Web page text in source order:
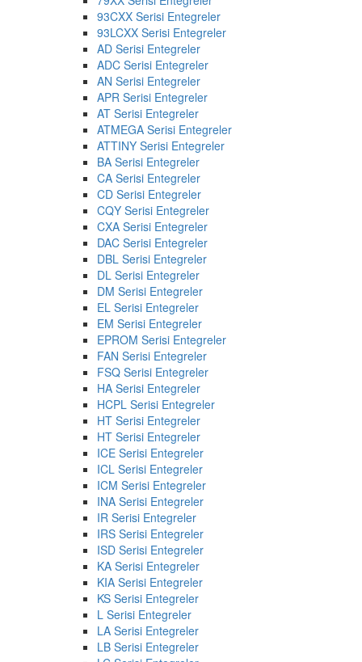
93CXX Serisi Entegreler
93LCXX Serisi Entegreler
AD Serisi Entegreler
ADC Serisi Entegreler
AN Serisi Entegreler
APR Serisi Entegreler
AT Serisi Entegreler
ATMEGA Serisi Entegreler
ATTINY Serisi Entegreler
BA Serisi Entegreler
CA Serisi Entegreler
CD Serisi Entegreler
CQY Serisi Entegreler
CXA Serisi Entegreler
DAC Serisi Entegreler
DBL Serisi Entegreler
DL Serisi Entegreler
DM Serisi Entegreler
EL Serisi Entegreler
EM Serisi Entegreler
EPROM Serisi Entegreler
FAN Serisi Entegreler
FSQ Serisi Entegreler
HA Serisi Entegreler
HCPL Serisi Entegreler
HT Serisi Entegreler
HT Serisi Entegreler
ICE Serisi Entegreler
ICL Serisi Entegreler
ICM Serisi Entegreler
INA Serisi Entegreler
IR Serisi Entegreler
IRS Serisi Entegreler
ISD Serisi Entegreler
KA Serisi Entegreler
KIA Serisi Entegreler
KS Serisi Entegreler
L Serisi Entegreler
LA Serisi Entegreler
LB Serisi Entegreler